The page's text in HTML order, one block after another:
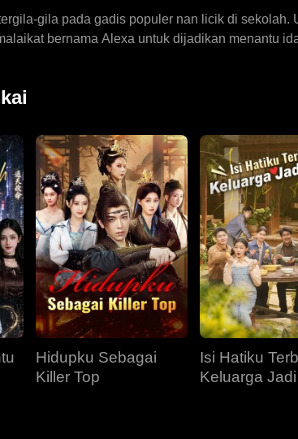
gila pada gadis populer nan licik di
bernama Alexa untuk dijadikan menantu
adalah adik tirinya sendiri.
Hidupku Sebagai
Killer Top
Isi Hatiku
Keluarga